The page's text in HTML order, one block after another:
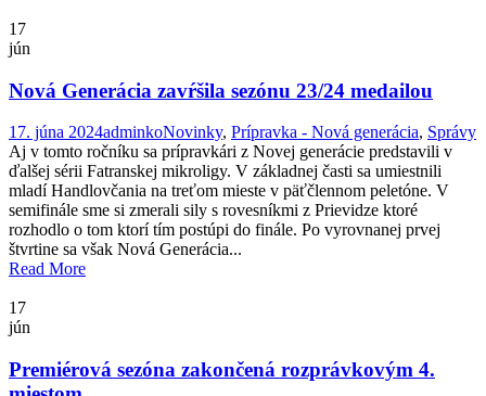
17
jún
Nová Generácia zavŕšila sezónu 23/24 medailou
17. júna 2024adminkoNovinky, Prípravka - Nová generácia, Správy
Aj v tomto ročníku sa prípravkári z Novej generácie predstavili v
ďalšej sérii Fatranskej mikroligy. V základnej časti sa umiestnili
mladí Handlovčania na treťom mieste v päťčlennom peletóne. V
semifinále sme si zmerali sily s rovesníkmi z Prievidze ktoré
rozhodlo o tom ktorí tím postúpi do finále. Po vyrovnanej prvej
štvrtine sa však Nová Generácia...
Read More
17
jún
Premiérová sezóna zakončená rozprávkovým 4.